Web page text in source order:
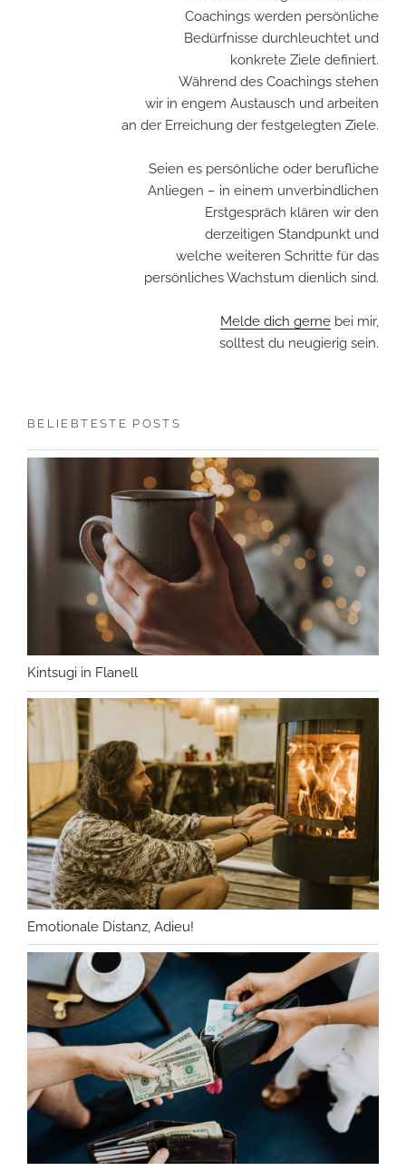
Coachings werden persönliche
Bedürfnisse durchleuchtet und
konkrete Ziele definiert.
Während des Coachings stehen
wir in engem Austausch und arbeiten
an der Erreichung der festgelegten Ziele.
Seien es persönliche oder berufliche
Anliegen – in einem unverbindlichen
Erstgespräch klären wir den
derzeitigen Standpunkt und
welche weiteren Schritte für das
persönliches Wachstum dienlich sind.
Melde dich gerne bei mir,
solltest du neugierig sein.
BELIEBTESTE POSTS
Kintsugi in Flanell
Emotionale Distanz, Adieu!